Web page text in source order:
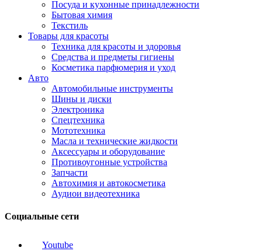
Посуда и кухонные принадлежности
Бытовая химия
Текстиль
Товары для красоты
Техника для красоты и здоровья
Средства и предметы гигиены
Косметика парфюмерия и уход
Авто
Автомобильные инструменты
Шины и диски
Электроника
Спецтехника
Мототехника
Масла и технические жидкости
Аксессуары и оборудование
Противоугонные устройства
Запчасти
Автохимия и автокосметика
Аудиои видеотехника
Социальные сети
Youtube